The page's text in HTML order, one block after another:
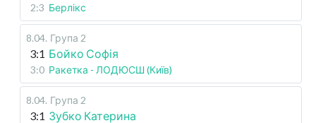
2:3 Берлікс
8.04. Група 2
3:1 Бойко Софія
3:0 Ракетка - ЛОДЮСШ (Київ)
8.04. Група 2
3:1 Зубко Катерина